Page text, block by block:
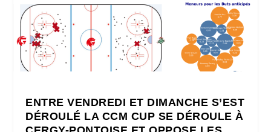
ENTRE VENDREDI ET DIMANCHE S’EST
DÉROULÉ LA CCM CUP SE DÉROULE À